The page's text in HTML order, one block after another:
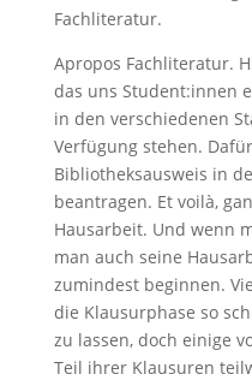
Fachliteratur.
Apropos Fachliteratur.
das uns Student:innen
in den verschiedenen
Verfügung stehen.
Bibliotheksausweis in
beantragen. Et voilà,
Hausarbeit. Und wenn
man auch seine
zumindest beginnen.
die Klausurphase so
zu lassen, doch einige
Teil ihrer Klausuren